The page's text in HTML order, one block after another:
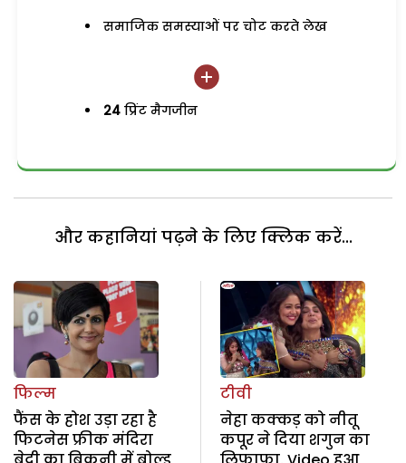
समाजिक समस्याओं पर चोट करते लेख
24 प्रिंट मैगजीन
और कहानियां पढ़ने के लिए क्लिक करें...
फिल्म
फैंस के होश उड़ा रहा है
फिटनेस फ्रीक मंदिरा
टीवी
नेहा कक्कड़ को नीतू
कपूर ने दिया शगुन का